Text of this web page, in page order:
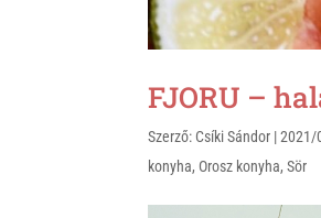
FJORU –
Szerző: Csíki Sándor |2021/
konyha, Orosz konyha,Sör